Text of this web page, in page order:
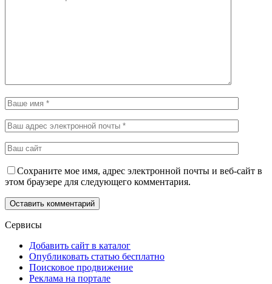
Сохраните мое имя, адрес электронной почты и веб-сайт в
этом браузере для следующего комментария.
Сервисы
Добавить сайт в каталог
Опубликовать статью бесплатно
Поисковое продвижение
Реклама на портале